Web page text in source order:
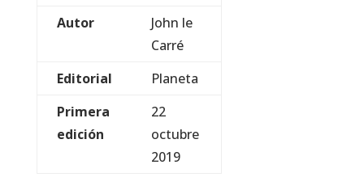
Autor
John le
Carré
Editorial
Planeta
Primera
edición
22
octubre
2019